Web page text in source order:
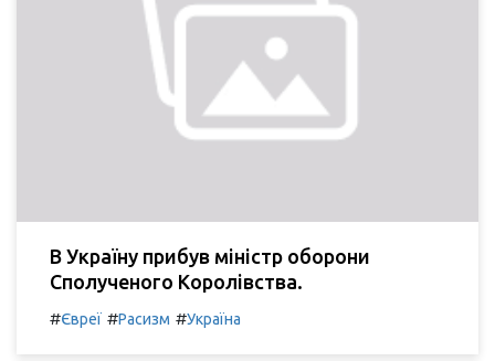
В Україну прибув міністр оборони
Сполученого Королівства.
#Євреї #Расизм #Україна